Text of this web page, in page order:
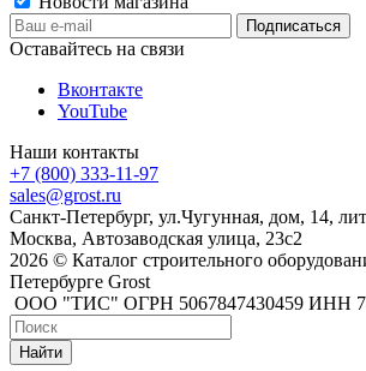
Оставайтесь на связи
Вконтакте
YouTube
Наши контакты
+7 (800) 333-11-97
sales@grost.ru
Санкт-Петербург, ул.Чугунная, дом, 14,
Москва, Автозаводская улица, 23с2
2026 © Каталог строительного
Петербурге Grost
ООО "ТИС" ОГРН 5067847430459 ИНН
Найти